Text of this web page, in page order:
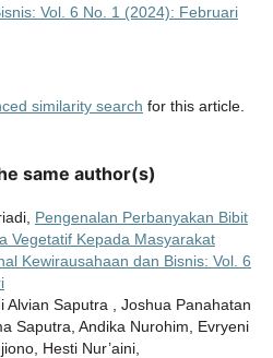
Vol. 6 No. 1 (2024): Februari
similarity search for this article.
same author(s)
Pengenalan Perbanyakan Bibit
Vegetatif Kepada Masyarakat
Kewirausahaan dan Bisnis: Vol. 6
Alvian Saputra , Joshua Panahatan
Saputra, Andika Nurohim, Evryeni
Hesti Nur’aini,